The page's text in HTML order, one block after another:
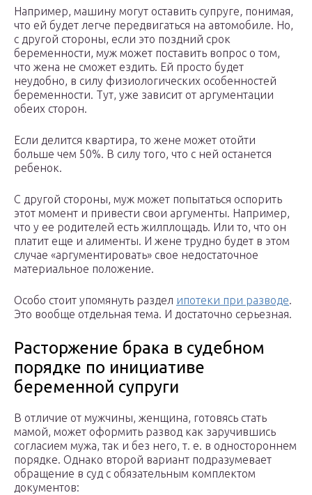
Например, машину могут оставить супруге, понимая,
что ей будет легче передвигаться на автомобиле. Но,
с другой стороны, если это поздний срок
беременности, муж может поставить вопрос о том,
что жена не сможет ездить. Ей просто будет
неудобно, в силу физиологических особенностей
беременности. Тут, уже зависит от аргументации
обеих сторон.
Если делится квартира, то жене может отойти
больше чем 50%. В силу того, что с ней останется
ребенок.
С другой стороны, муж может попытаться оспорить
этот момент и привести свои аргументы. Например,
что у ее родителей есть жилплощадь. Или то, что он
платит еще и алименты. И жене трудно будет в этом
случае «аргументировать» свое недостаточное
материальное положение.
Особо стоит упомянуть раздел ипотеки при разводе.
Это вообще отдельная тема. И достаточно серьезная.
Расторжение брака в судебном
порядке по инициативе
беременной супруги
В отличие от мужчины, женщина, готовясь стать
мамой, может оформить развод как заручившись
согласием мужа, так и без него, т. е. в одностороннем
порядке. Однако второй вариант подразумевает
обращение в суд с обязательным комплектом
документов: